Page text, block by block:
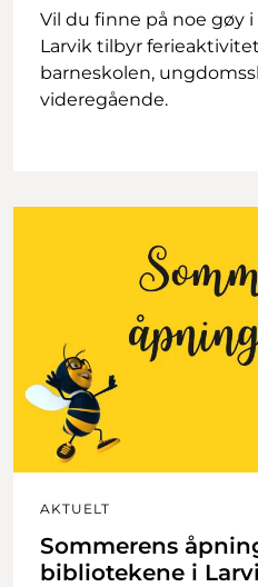
Vil du finne på noe gøy
Larvik tilbyr
barneskolen,
videregående.
AKTUELT
Sommerens
bibliotekene i